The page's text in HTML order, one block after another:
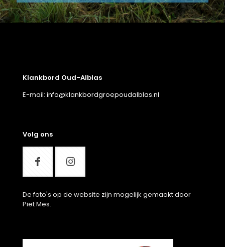
Klankbord Oud-Alblas
E-mail: info@klankbordgroepoudalblas.nl
Volg ons
De foto's op de website zijn mogelijk gemaakt door
Piet Mes.